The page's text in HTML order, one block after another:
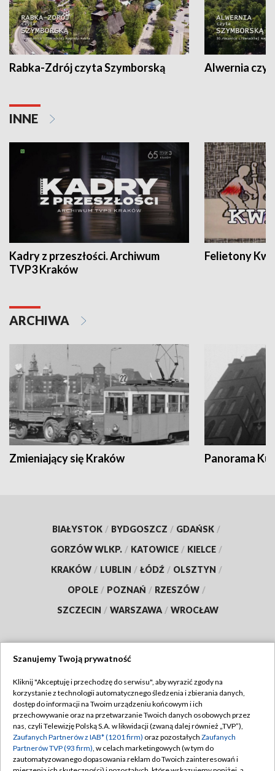
Rabka-Zdrój czyta Szymborską Alwernia
INNE
Kadry z przeszłości. Archiwum
TVP3 Kraków
Felietony
ARCHIWA
Zmieniający się Kraków Panorama
BIAŁYSTOK / BYDGOSZCZ / GDAŃSK /
GORZÓW WLKP. / KATOWICE / KIELCE /
KRAKÓW / LUBLIN / ŁÓDŹ / OLSZTYN /
OPOLE / POZNAŃ / RZESZÓW /
SZCZECIN / WARSZAWA / WROCŁAW
TVP
Abonament TVP
Emisja w TVP
Centrum informacji TVP
Regulamin TVP
Polityka prywatności
Moje zgody
Szanujemy Twoją prywatność
Kliknij "Akceptuję i przechodzę do serwisu", aby wyrazić zgody na
korzystanie z technologii automatycznego śledzenia i zbierania danych,
dostęp do informacji na Twoim urządzeniu końcowym i ich
przechowywanie oraz na przetwarzanie Twoich danych osobowych przez
nas, czyli Telewizję Polską S.A. w likwidacji (zwaną dalej również „TVP”),
Zaufanych Partnerów z IAB* (1201 firm) oraz pozostałych Zaufanych
Partnerów TVP (93 firm), w celach marketingowych (w tym do
zautomatyzowanego dopasowania reklam do Twoich zainteresowań i